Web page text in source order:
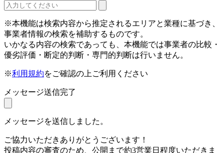
※本機能は検索内容から推定されるエリアと業種に基づき、
事業者情報の検索を補助するものです。
いかなる内容の検索であっても、本機能では事業者の比較・
優劣評価・断定的判断・専門的判断は行いません。
※利用規約をご確認の上ご利用ください
メッセージ送信完了
メッセージを送信しました。
ご協力いただきありがとうございます！
投稿内容の審査のため、公開まで約3営業日程度いただきま